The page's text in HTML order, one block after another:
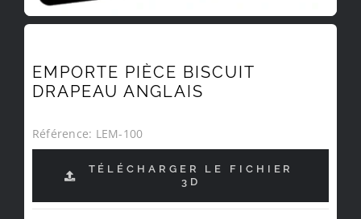
EMPORTE PIÈCE BISCUIT
DRAPEAU ANGLAIS
Référence: LEM-100
TÉLÉCHARGER LE FICHIER
3D